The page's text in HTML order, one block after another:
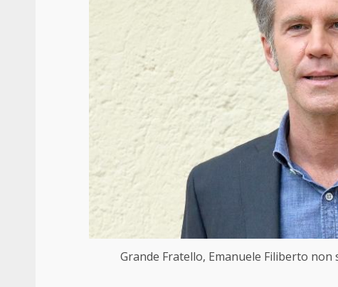
Grande Fratello, Emanuele Filiberto